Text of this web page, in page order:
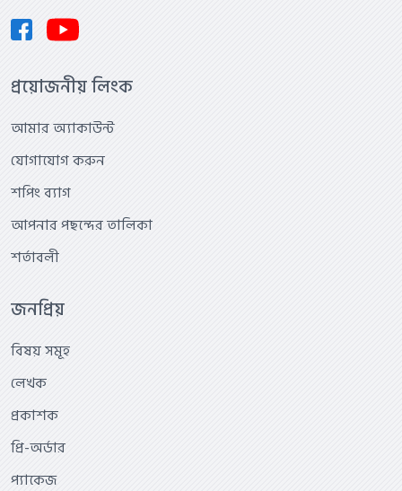
প্রয়োজনীয় লিংক
আমার অ্যাকাউন্ট
যোগাযোগ করুন
শপিং ব্যাগ
আপনার পছন্দের তালিকা
শর্তাবলী
জনপ্রিয়
বিষয় সমূহ
লেখক
প্রকাশক
প্রি-অর্ডার
প্যাকেজ